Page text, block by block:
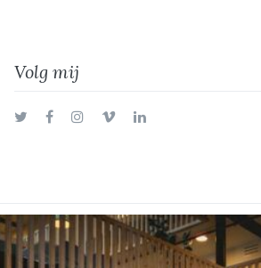
Volg mij
TwitterFacebookInstagram
VimeoLinkedIn